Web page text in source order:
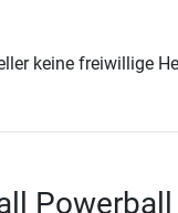
keine freiwillige